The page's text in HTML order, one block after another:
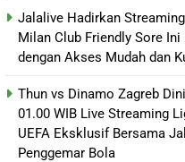
Jalalive Hadirkan
Milan Club Friendly Sore Ini
dengan Akses Mudah dan
Thun vs Dinamo Zagreb
01.00 WIB Live Streaming
UEFA Eksklusif Bersama
Penggemar Bola